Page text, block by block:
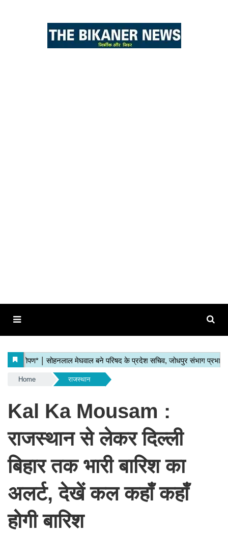
Home राजस्थान
Kal Ka Mousam :
राजस्थान से लेकर दिल्ली
बिहार तक भारी बारिश का
अलर्ट, देखें कल कहाँ कहाँ
होगी बारिश